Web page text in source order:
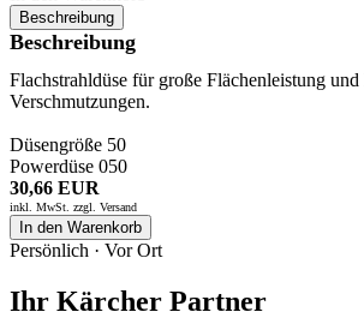
Beschreibung
Beschreibung
Flachstrahldüse für große Flächenleistung
Verschmutzungen.
Düsengröße 50
Powerdüse 050
30,66 EUR
inkl. MwSt. zzgl. Versand
In den Warenkorb
Persönlich · Vor Ort
Ihr Kärcher Partner